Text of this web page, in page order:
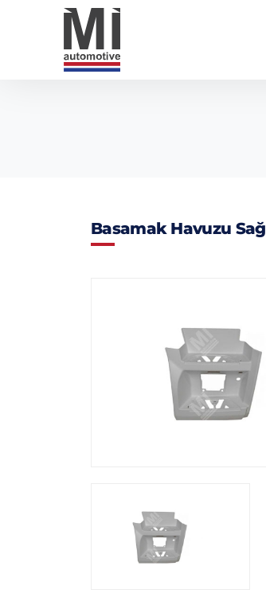
Basamak Havuzu Sağ